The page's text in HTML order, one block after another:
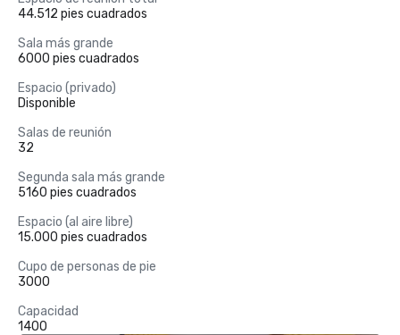
44.512 pies cuadrados
Sala más grande
6000 pies cuadrados
Espacio (privado)
Disponible
Salas de reunión
32
Segunda sala más grande
5160 pies cuadrados
Espacio (al aire libre)
15.000 pies cuadrados
Cupo de personas de pie
3000
Capacidad
1400